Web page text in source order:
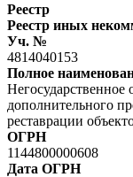
Реестр
Реестр иных
Уч. №
4814040153
Полное
Негосударственное
дополнительного
реставрации
ОГРН
1144800000608
Дата ОГРН